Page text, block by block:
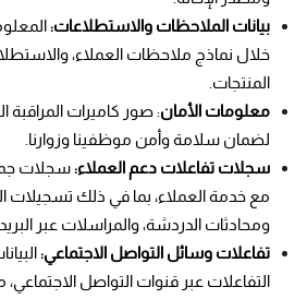
بيانات الملاحظات والاستطلاعات:
خلال نماذج ملاحظات العملاء،
المنتجات.
معلومات الأمان: صور كاميرات المراقبة
لضمان سلامة وأمن موظفينا وزوارنا.
سجلات تفاعلات دعم العملاء:سجلات
مع خدمة العملاء، بما في ذلك تسجيلات
ومحادثات الدردشة، والمراسلات عبر البريد
تفاعلات وسائل التواصل الاجتماعي:
التفاعلات عبر قنوات التواصل الاجتماعي،